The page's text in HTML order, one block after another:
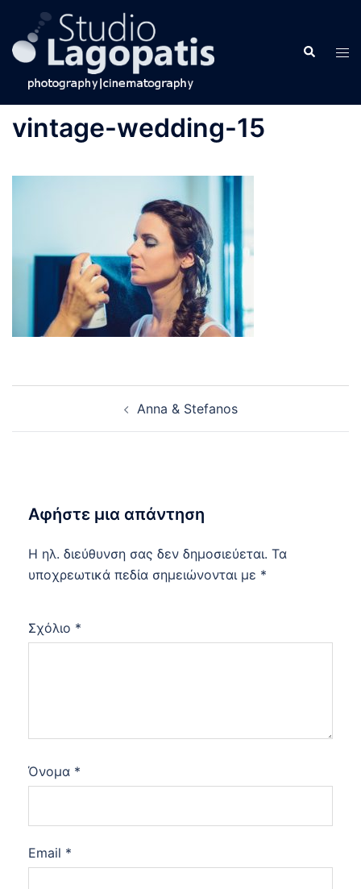
content
Search
vintage-wedding-15
Anna & Stefanos
Αφήστε μια απάντηση
Η ηλ. διεύθυνση σας δεν δημοσιεύεται. Τα
υποχρεωτικά πεδία σημειώνονται με *
Σχόλιο *
Όνομα *
Email *